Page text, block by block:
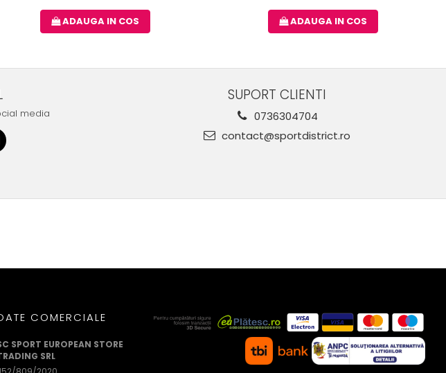
ADAUGA IN COS ADAUGA IN COS
media
SUPORT CLIENTI
0736304704
contact@sportdistrict.ro
COMERCIALE
SPORT EUROPEAN STORE
SRL